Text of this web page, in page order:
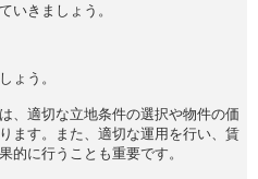
いきましょう。
ょう。
、適切な立地条件の選択や物件の価
ます。また、適切な運用を行い、賃
的に行うことも重要です。